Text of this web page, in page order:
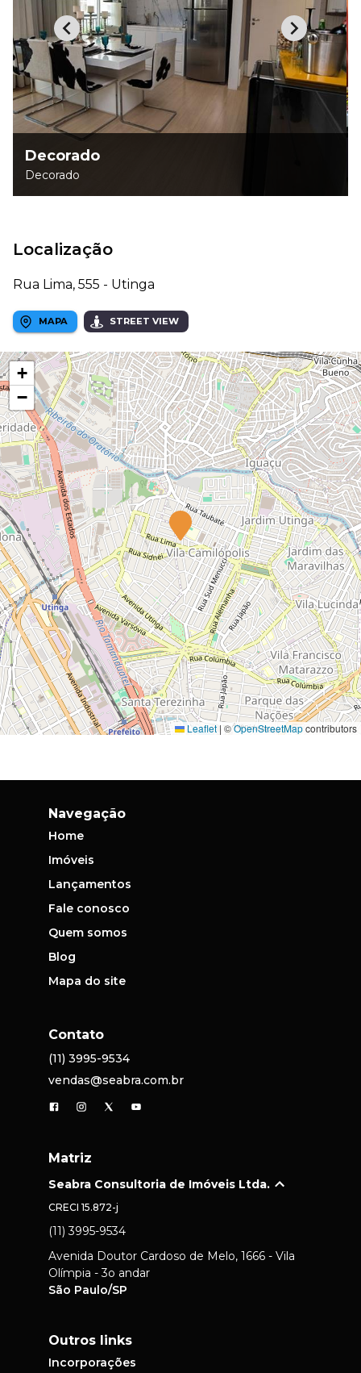
Decorado
Decorado
Localização
Rua Lima, 555 - Utinga
MAPA STREET VIEW
+
−
Leaflet | ©OpenStreetMapcontributors
Navegação
Home
Imóveis
Lançamentos
Fale conosco
Quem somos
Blog
Mapa do site
Contato
(11) 3995-9534
vendas@seabra.com.br
Matriz
Seabra Consultoria de Imóveis Ltda.
CRECI 15.872-j
(11) 3995-9534
Avenida Doutor Cardoso de Melo, 1666 - Vila
Olímpia - 3o andar
São Paulo/SP
Outros links
Incorporações